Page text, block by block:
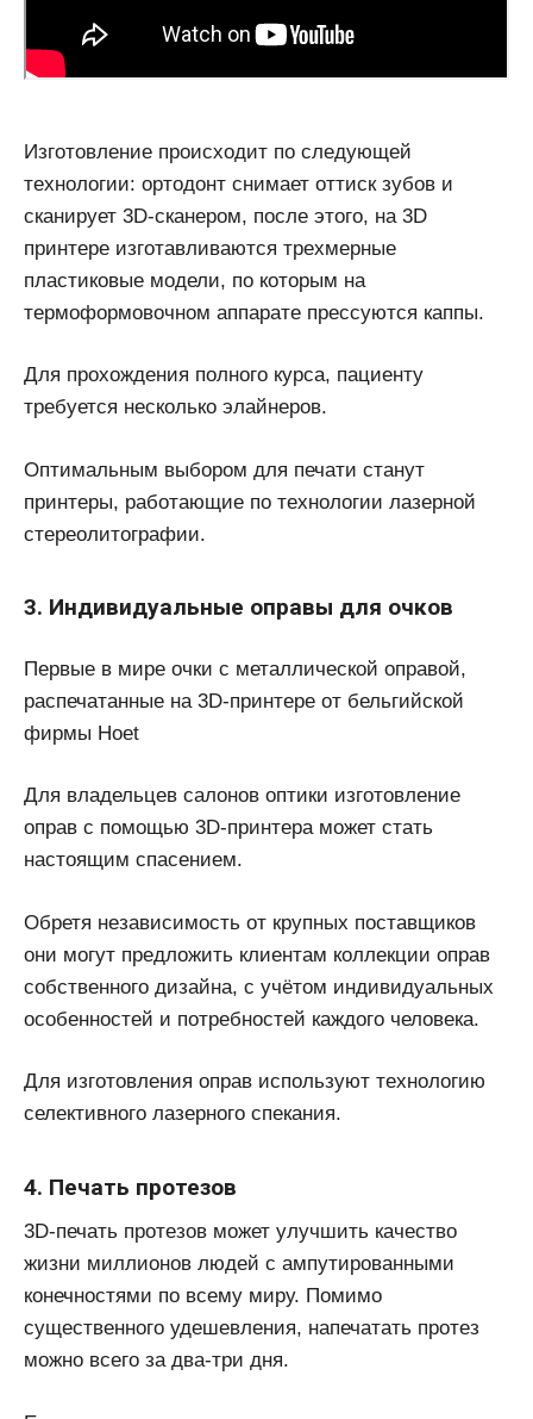
Изготовление происходит по следующей
технологии: ортодонт снимает оттиск зубов и
сканирует 3D-сканером, после этого, на 3D
принтере изготавливаются трехмерные
пластиковые модели, по которым на
термоформовочном аппарате прессуются каппы.
Для прохождения полного курса, пациенту
требуется несколько элайнеров.
Оптимальным выбором для печати станут
принтеры, работающие по технологии лазерной
стереолитографии.
3. Индивидуальные оправы для очков
Первые в мире очки с металлической оправой,
распечатанные на 3D-принтере от бельгийской
фирмы Hoet
Для владельцев салонов оптики изготовление
оправ с помощью 3D-принтера может стать
настоящим спасением.
Обретя независимость от крупных поставщиков
они могут предложить клиентам коллекции оправ
собственного дизайна, с учётом индивидуальных
особенностей и потребностей каждого человека.
Для изготовления оправ используют технологию
селективного лазерного спекания.
4. Печать протезов
3D-печать протезов может улучшить качество
жизни миллионов людей с ампутированными
конечностями по всему миру. Помимо
существенного удешевления, напечатать протез
можно всего за два-три дня.